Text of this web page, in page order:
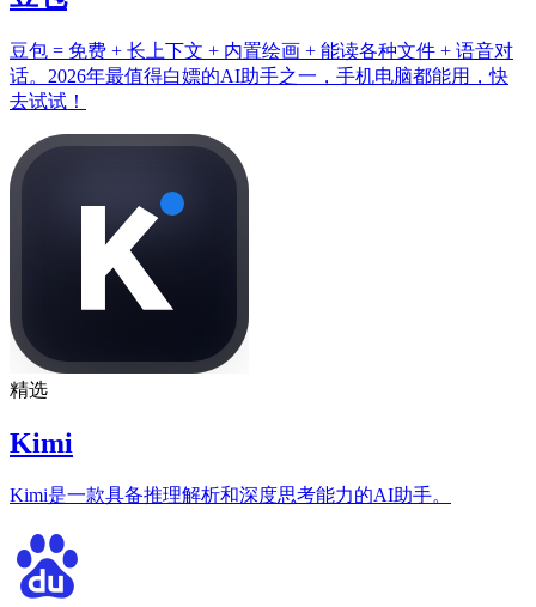
豆包 = 免费 + 长上下文 + 内置绘画 + 能读各种文件 + 语音对
话。2026年最值得白嫖的AI助手之一，手机电脑都能用，快
去试试！
精选
Kimi
Kimi是一款具备推理解析和深度思考能力的AI助手。